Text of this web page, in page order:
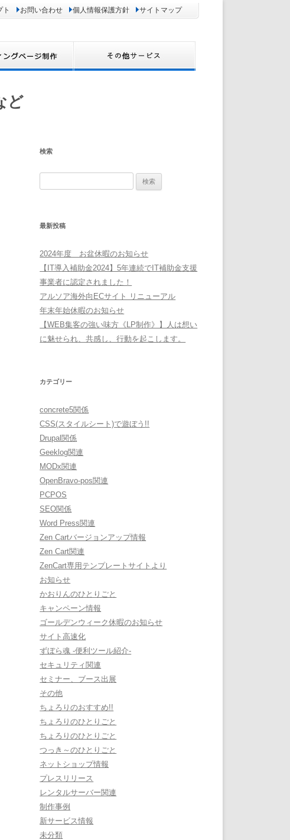
ト お問い合わせ 個人情報保護方針 サイトマップ
ど
検索
最新投稿
2024年度 お盆休暇のお知らせ
【IT導入補助金2024】5年連続でIT補助金支援
事業者に認定されました！
アルソア海外向ECサイト リニューアル
年末年始休暇のお知らせ
【WEB集客の強い味方《LP制作》】人は想い
に魅せられ、共感し、行動を起こします。
カテゴリー
concrete5関係
CSS(スタイルシート)で遊ぼう!!
Drupal関係
Geeklog関連
MODx関連
OpenBravo-pos関連
PCPOS
SEO関係
Word Press関連
Zen Cartバージョンアップ情報
Zen Cart関連
ZenCart専用テンプレートサイトより
お知らせ
かおりんのひとりごと
キャンペーン情報
ゴールデンウィーク休暇のお知らせ
サイト高速化
ずぼら魂 -便利ツール紹介-
セキュリティ関連
セミナー、ブース出展
その他
ちょろりのおすすめ!!
ちょろりのひとりごと
ちょろりのひとりごと
つっき～のひとりごと
ネットショップ情報
プレスリリース
レンタルサーバー関連
制作事例
新サービス情報
未分類